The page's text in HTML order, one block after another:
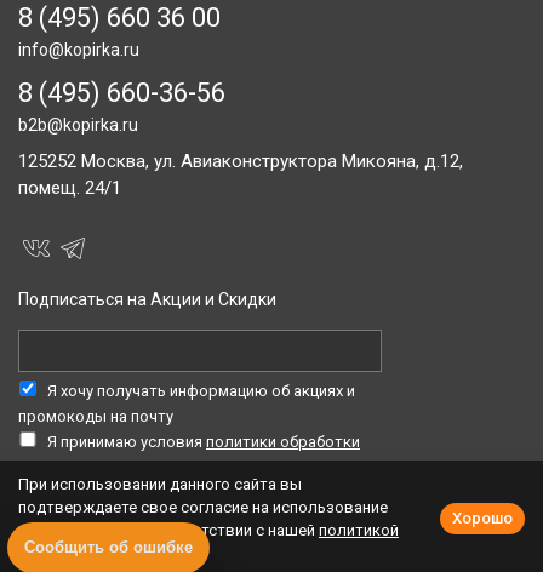
8 (495) 660 36 00
info@kopirka.ru
8 (495) 660-36-56
b2b@kopirka.ru
125252 Москва, ул. Авиаконструктора Микояна, д.12,
помещ. 24/1
Подписаться на Акции и Скидки
Я хочу получать информацию об акциях и
промокоды на почту
Я принимаю условия политики обработки
персональных данных
При использовании данного сайта вы
подтверждаете свое согласие на использование
cookie-файлов в соответствии с нашей политикой
приватности.
Хорошо
Сообщить об ошибке